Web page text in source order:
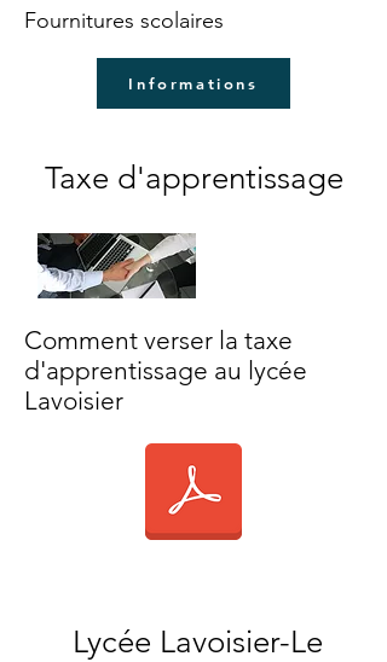
Fournitures scolaires
Informations
Taxe d'apprentissage
Comment verser la taxe
d'apprentissage au lycée
Lavoisier
Lycée Lavoisier-Le